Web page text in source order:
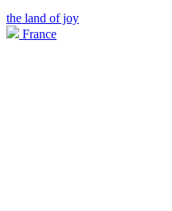
the land of joy
France